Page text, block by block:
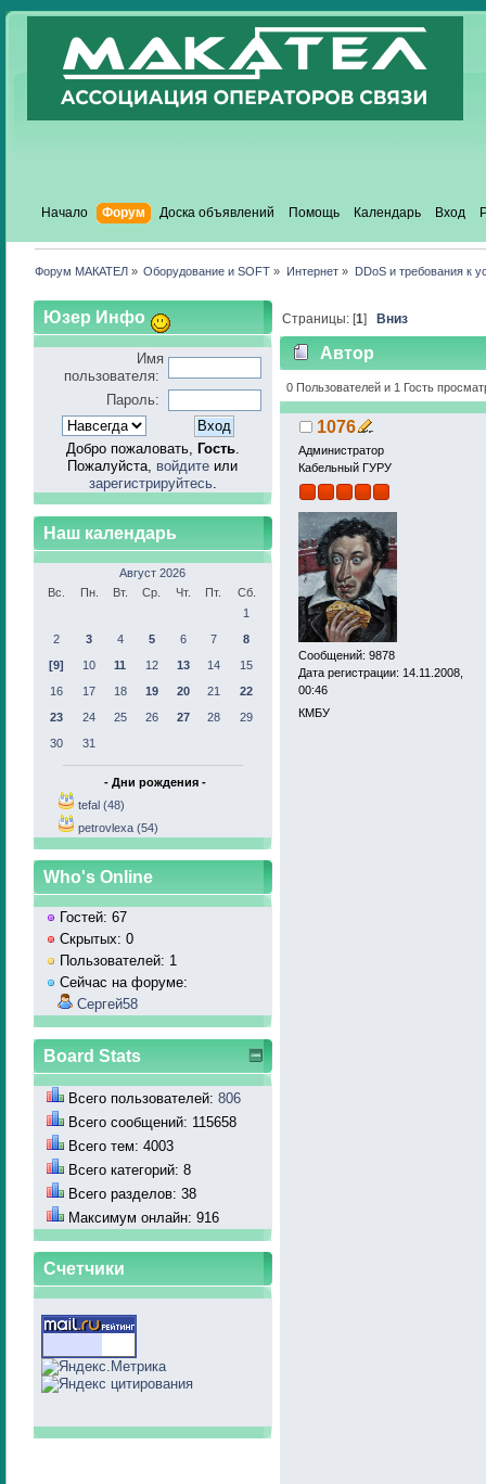
Начало Форум Доска объявлений Помощь Календарь Вход
Форум МАКАТЕЛ » Оборудование и SOFT » Интернет » DDoS и требования к
Юзер Инфо
Имя
пользователя:
Пароль:
Добро пожаловать, Гость.
Пожалуйста, войдите или
зарегистрируйтесь.
Наш календарь
Август 2026
Вс.
Пн. Вт. Ср. Чт. Пт.
Сб.
1
2
3 4 5 6 7
8
[9]
10 11 12 13 14
15
16
17 18 19 20 21
22
23
24 25 26 27 28
29
30
31
- Дни рождения -
tefal (48)
petrovlexa (54)
Who's Online
Гостей: 67
Скрытых: 0
Пользователей: 1
Сейчас на форуме:
Сергей58
Board Stats
Всего пользователей: 806
Всего сообщений: 115658
Всего тем: 4003
Всего категорий: 8
Всего разделов: 38
Максимум онлайн: 916
Счетчики
Страницы: [1]Вниз
Автор
сетей связи
0 Пользователей и 1 Гость
1076
Администратор
Кабельный ГУРУ
Сообщений: 9878
Дата регистрации: 14.11.2008,
00:46
КМБУ